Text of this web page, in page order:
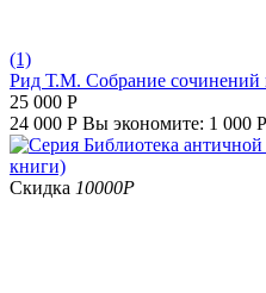
(1)
Рид Т.М. Собрание сочинений
25 000 Р
24 000 Р Вы экономите: 1 000 Р
Скидка 10000Р